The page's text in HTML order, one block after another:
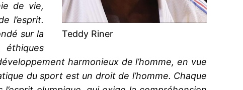
Teddy Riner
de vie,
l’esprit.
sur la
harmonieux de l’homme, en vue
du sport est un droit de l’homme. Chaque